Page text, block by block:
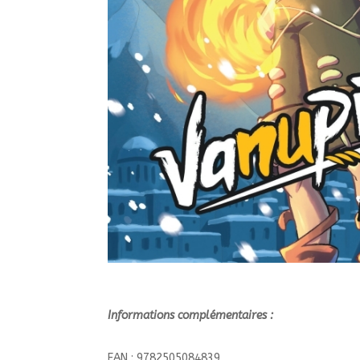
Informations complémentaires :